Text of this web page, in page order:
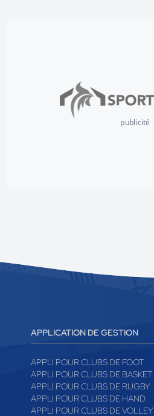
publicité
APPLICATION DE GESTION
APPLI POUR CLUBS DE FOOT
APPLI POUR CLUBS DE BASKET
APPLI POUR CLUBS DE RUGBY
APPLI POUR CLUBS DE HAND
APPLI POUR CLUBS DE VOLLEY